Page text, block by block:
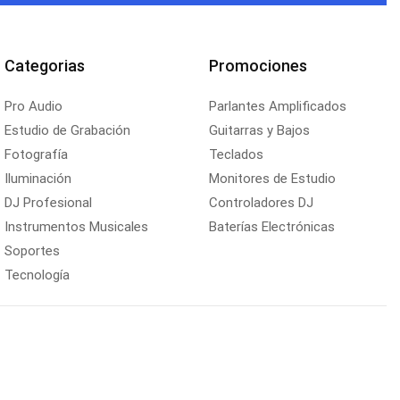
Categorias
Pro Audio
Estudio de Grabación
Fotografía
Iluminación
DJ Profesional
Instrumentos Musicales
Soportes
Tecnología
Promociones
Parlantes Amplificados
Guitarras y Bajos
Teclados
Monitores de Estudio
Controladores DJ
Baterías Electrónicas